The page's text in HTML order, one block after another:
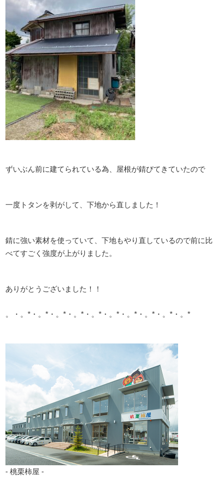
ずいぶん前に建てられている為、屋根が錆びてきていたので
一度トタンを剥がして、下地から直しました！
錆に強い素材を使っていて、下地もやり直しているので前に比
べてすごく強度が上がりました。
ありがとうございました！！
。・。*・。*・。*・。*・。*・。*・。*・。*・。*・。*
- 桃栗柿屋 -